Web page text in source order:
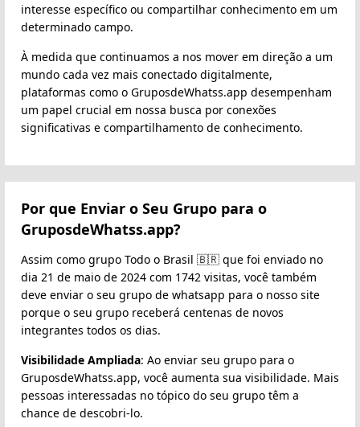
interesse específico ou compartilhar conhecimento em um
determinado campo.
À medida que continuamos a nos mover em direção a um
mundo cada vez mais conectado digitalmente,
plataformas como o GruposdeWhatss.app desempenham
um papel crucial em nossa busca por conexões
significativas e compartilhamento de conhecimento.
Por que Enviar o Seu Grupo para o
GruposdeWhatss.app?
Assim como grupo Todo o Brasil 🇧🇷 que foi enviado no
dia 21 de maio de 2024 com 1742 visitas, você também
deve enviar o seu grupo de whatsapp para o nosso site
porque o seu grupo receberá centenas de novos
integrantes todos os dias.
Visibilidade Ampliada: Ao enviar seu grupo para o
GruposdeWhatss.app, você aumenta sua visibilidade. Mais
pessoas interessadas no tópico do seu grupo têm a
chance de descobri-lo.